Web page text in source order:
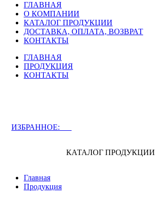
ГЛАВНАЯ
О КОМПАНИИ
КАТАЛОГ ПРОДУКЦИИ
ДОСТАВКА, ОПЛАТА, ВОЗВРАТ
КОНТАКТЫ
ГЛАВНАЯ
ПРОДУКЦИЯ
КОНТАКТЫ
ИЗБРАННОЕ:
КАТАЛОГ ПРОДУКЦИИ
Главная
Продукция